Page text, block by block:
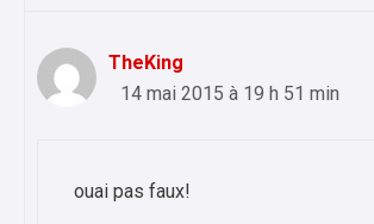
TheKing
14 mai 2015 à 19 h 51 min
ouai pas faux!